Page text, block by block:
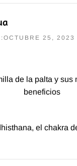
25, 2023
de la palta y sus
beneficios
el chakra